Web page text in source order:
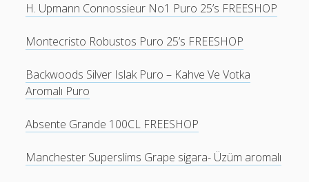
H. Upmann Connossieur No1 Puro 25’s FREESHOP
Montecristo Robustos Puro 25’s FREESHOP
Backwoods Silver Islak Puro – Kahve Ve Votka
Aromalı Puro
Absente Grande 100CL FREESHOP
Manchester Superslims Grape sigara- Üzüm aromalı